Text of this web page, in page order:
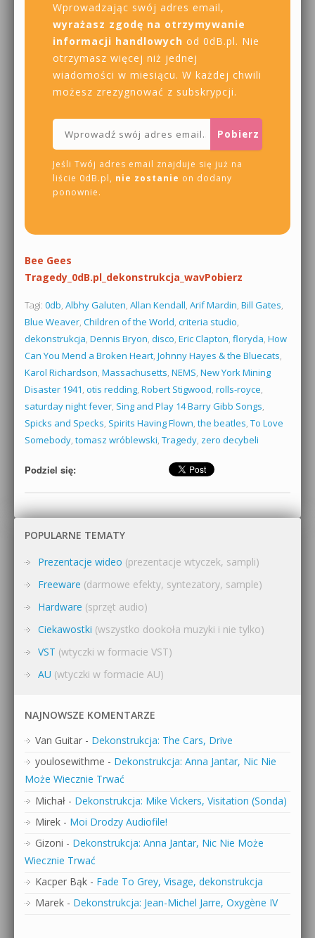
Wprowadzając swój adres email,
wyrażasz zgodę na otrzymywanie
informacji handlowych od 0dB.pl. Nie
otrzymasz więcej niż jednej
wiadomości w miesiącu. W każdej chwili
możesz zrezygnować z subskrypcji.
Jeśli Twój adres email znajduje się już na
liście 0dB.pl, nie zostanie on dodany
ponownie.
Bee Gees
Tragedy_0dB.pl_dekonstrukcja_wavPobierz
Tagi: 0db, Albhy Galuten, Allan Kendall, Arif Mardin, Bill Gates,
Blue Weaver, Children of the World, criteria studio,
dekonstrukcja, Dennis Bryon, disco, Eric Clapton, floryda, How
Can You Mend a Broken Heart, Johnny Hayes & the Bluecats,
Karol Richardson, Massachusetts, NEMS, New York Mining
Disaster 1941, otis redding, Robert Stigwood, rolls-royce,
saturday night fever, Sing and Play 14 Barry Gibb Songs,
Spicks and Specks, Spirits Having Flown, the beatles, To Love
Somebody, tomasz wróblewski, Tragedy, zero decybeli
Podziel się:
POPULARNE TEMATY
Prezentacje wideo (prezentacje wtyczek, sampli)
Freeware (darmowe efekty, syntezatory, sample)
Hardware (sprzęt audio)
Ciekawostki (wszystko dookoła muzyki i nie tylko)
VST (wtyczki w formacie VST)
AU (wtyczki w formacie AU)
NAJNOWSZE KOMENTARZE
Van Guitar - Dekonstrukcja: The Cars, Drive
youlosewithme - Dekonstrukcja: Anna Jantar, Nic Nie
Może Wiecznie Trwać
Michał - Dekonstrukcja: Mike Vickers, Visitation (Sonda)
Mirek - Moi Drodzy Audiofile!
Gizoni - Dekonstrukcja: Anna Jantar, Nic Nie Może
Wiecznie Trwać
Kacper Bąk - Fade To Grey, Visage, dekonstrukcja
Marek - Dekonstrukcja: Jean-Michel Jarre, Oxygène IV